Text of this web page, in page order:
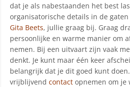
dat je als nabestaanden het best
organisatorische details in de
Gita Beets, jullie graag bij. Graag
persoonlijke en warme manier om
nemen. Bij een uitvaart zijn vaak
denkt. Je kunt maar één keer
belangrijk dat je dit goed kunt
vrijblijvend contact opnemen om je